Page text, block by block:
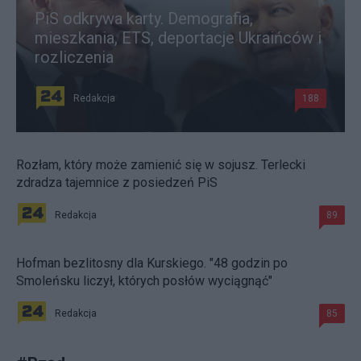
PiS odkrywa karty. Demografia,
mieszkania, ETS, deportacje Ukraińców i
rozliczenia
Redakcja 188
Rozłam, który może zamienić się w sojusz. Terlecki
zdradza tajemnice z posiedzeń PiS
Redakcja 89
Hofman bezlitosny dla Kurskiego. "48 godzin po
Smoleńsku liczył, których posłów wyciągnąć"
Redakcja 85